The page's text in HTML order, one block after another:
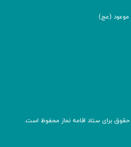
موعود (عج)
نماز محفوظ است.